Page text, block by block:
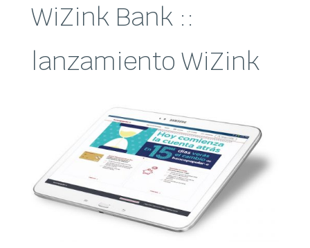
WiZink Bank ::
lanzamiento WiZink